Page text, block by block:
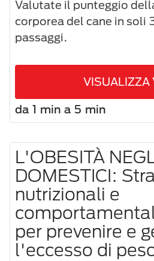
Valutate il punteggio
corporea del cane in soli
passaggi.
VISUALIZZA
da 1 min a 5 min
L'OBESITÀ
DOMESTICI:
nutrizionali e
per prevenire e
l'eccesso di